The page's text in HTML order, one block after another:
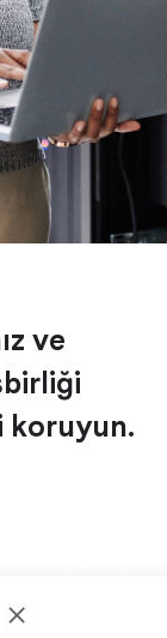
ve
koruyun.